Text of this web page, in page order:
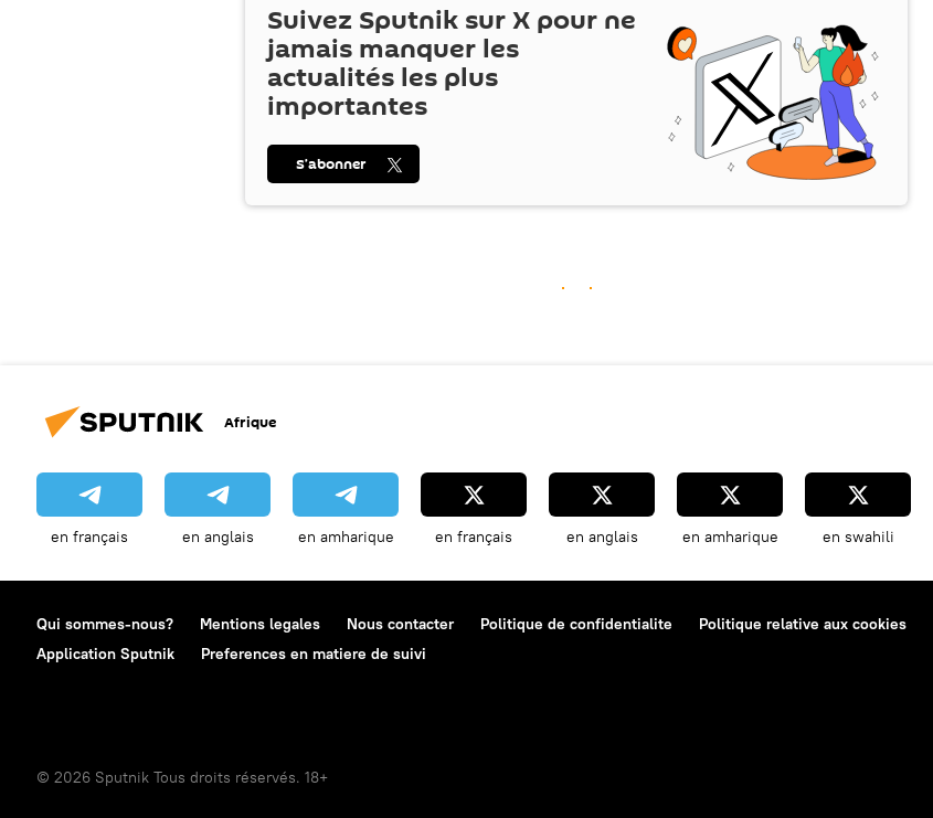
Suivez Sputnik surX pour ne
jamais manquer les
actualités les plus
importantes
S’abonner
Afrique
en français en anglais en amharique en français en anglais en amharique en swahili
Qui sommes-nous? Mentions legales Nous contacter Politique de confidentialite Politique relative aux cookies
Application Sputnik
Preferences en matiere de suivi
© 2026 Sputnik Tous droits réservés. 18+